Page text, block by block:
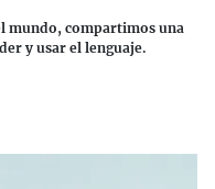
mundo, compartimos una
y usar el lenguaje.